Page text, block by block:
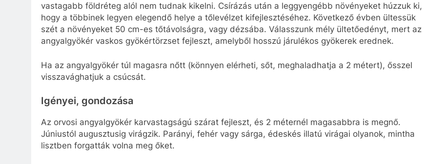
vastagabb földréteg alól nem tudnak kikelni. Csírázás után a leggyengébb növényeket húzzuk ki,
hogy a többinek legyen elegendő helye a tőlevélzet kifejlesztéséhez. Következő évben ültessük
szét a növényeket 50 cm-es tőtávolságra, vagy dézsába. Válasszunk mély ültetőedényt, mert az
angyalgyökér vaskos gyökértörzset fejleszt, amelyből hosszú járulékos gyökerek erednek.
Ha az angyalgyökér túl magasra nőtt (könnyen elérheti, sőt, meghaladhatja a 2 métert), ősszel
visszavághatjuk a csúcsát.
Igényei, gondozása
Az orvosi angyalgyökér karvastagságú szárat fejleszt, és 2 méternél magasabbra is megnő.
Júniustól augusztusig virágzik. Parányi, fehér vagy sárga, édeskés illatú virágai olyanok, mintha
lisztben forgatták volna meg őket.